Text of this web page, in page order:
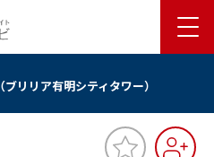
（ブリリア有明シティタワー）